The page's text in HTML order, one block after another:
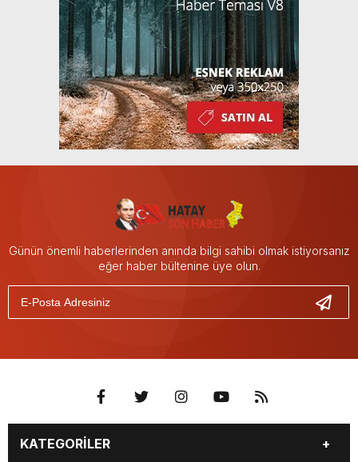
Günün önemli haberlerinden anında bilgi sahibi olmak istiyorsanız
eğer haber bültenine üye olun.
KATEGORİLER